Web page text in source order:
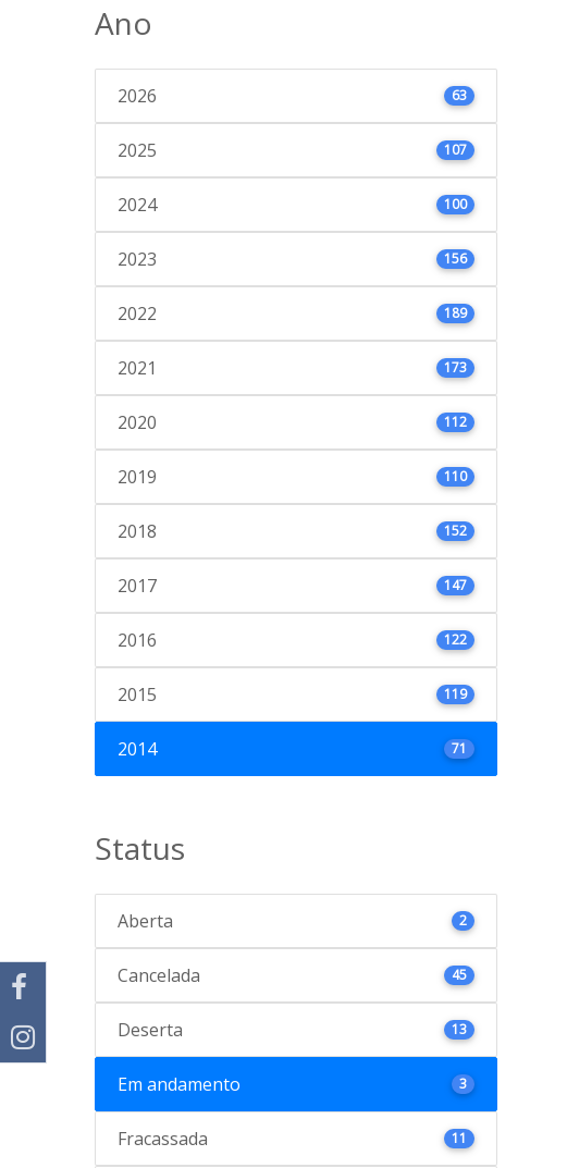
Ano
2026 63
2025 107
2024 100
2023 156
2022 189
2021 173
2020 112
2019 110
2018 152
2017 147
2016 122
2015 119
2014 71
Status
Aberta 2
Cancelada 45
Deserta 13
Em andamento 3
Fracassada 11